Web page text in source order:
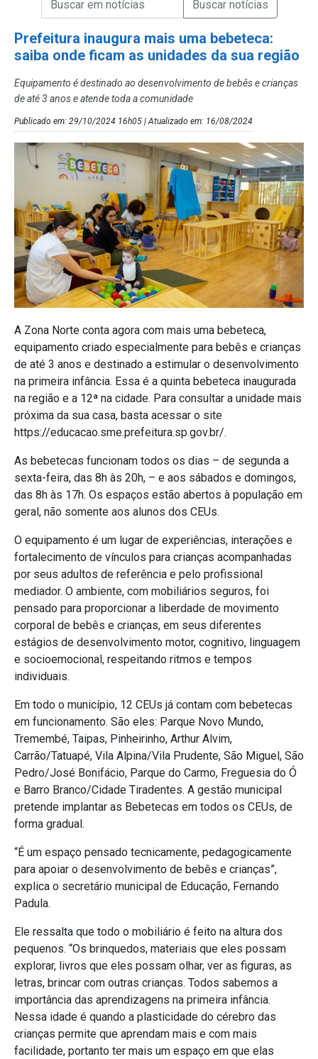
Prefeitura inaugura mais uma bebeteca:
saiba onde ficam as unidades da sua região
Equipamento é destinado ao desenvolvimento de bebês e crianças
de até 3 anos e atende toda a comunidade
Publicado em: 29/10/2024 16h05 | Atualizado em: 16/08/2024
A Zona Norte conta agora com mais uma bebeteca,
equipamento criado especialmente para bebês e crianças
de até 3 anos e destinado a estimular o desenvolvimento
na primeira infância. Essa é a quinta bebeteca inaugurada
na região e a 12ª na cidade. Para consultar a unidade mais
próxima da sua casa, basta acessar o site
https://educacao.sme.prefeitura.sp.gov.br/.
As bebetecas funcionam todos os dias – de segunda a
sexta-feira, das 8h às 20h, – e aos sábados e domingos,
das 8h às 17h. Os espaços estão abertos à população em
geral, não somente aos alunos dos CEUs.
O equipamento é um lugar de experiências, interações e
fortalecimento de vínculos para crianças acompanhadas
por seus adultos de referência e pelo profissional
mediador. O ambiente, com mobiliários seguros, foi
pensado para proporcionar a liberdade de movimento
corporal de bebês e crianças, em seus diferentes
estágios de desenvolvimento motor, cognitivo, linguagem
e socioemocional, respeitando ritmos e tempos
individuais.
Em todo o município, 12 CEUs já contam com bebetecas
em funcionamento. São eles: Parque Novo Mundo,
Tremembé, Taipas, Pinheirinho, Arthur Alvim,
Carrão/Tatuapé, Vila Alpina/Vila Prudente, São Miguel, São
Pedro/José Bonifácio, Parque do Carmo, Freguesia do Ó
e Barro Branco/Cidade Tiradentes. A gestão municipal
pretende implantar as Bebetecas em todos os CEUs, de
forma gradual.
“É um espaço pensado tecnicamente, pedagogicamente
para apoiar o desenvolvimento de bebês e crianças”,
explica o secretário municipal de Educação, Fernando
Padula.
Ele ressalta que todo o mobiliário é feito na altura dos
pequenos. “Os brinquedos, materiais que eles possam
explorar, livros que eles possam olhar, ver as figuras, as
letras, brincar com outras crianças. Todos sabemos a
importância das aprendizagens na primeira infância.
Nessa idade é quando a plasticidade do cérebro das
crianças permite que aprendam mais e com mais
facilidade, portanto ter mais um espaço em que elas